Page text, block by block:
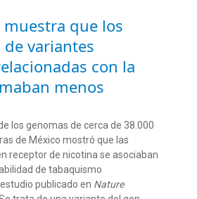
que los
variantes
con la
menos
los genomas de cerca de 38.000
de México mostró que las
receptor de nicotina se asociaban
de tabaquismo
publicado en Nature